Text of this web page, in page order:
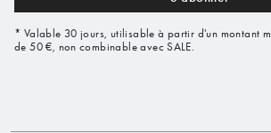
* Valable 30 jours, utilisable à partir d'un montant
de 50 €, non combinable avec SALE.